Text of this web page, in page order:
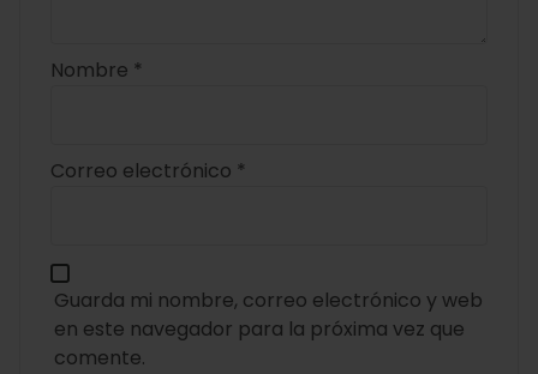
Nombre *
Correo electrónico *
Guarda mi nombre, correo electrónico y web
en este navegador para la próxima vez que
comente.